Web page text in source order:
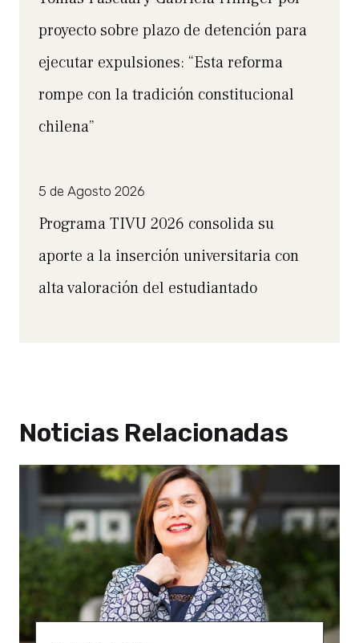
proyecto sobre plazo de detención para
ejecutar expulsiones: “Esta reforma
rompe con la tradición constitucional
chilena”
5 de Agosto 2026
Programa TIVU 2026 consolida su
aporte a la inserción universitaria con
alta valoración del estudiantado
Noticias Relacionadas